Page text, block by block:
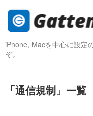
iPhone, Macを中心に設定
ぞ。
「通信規制 」 一覧